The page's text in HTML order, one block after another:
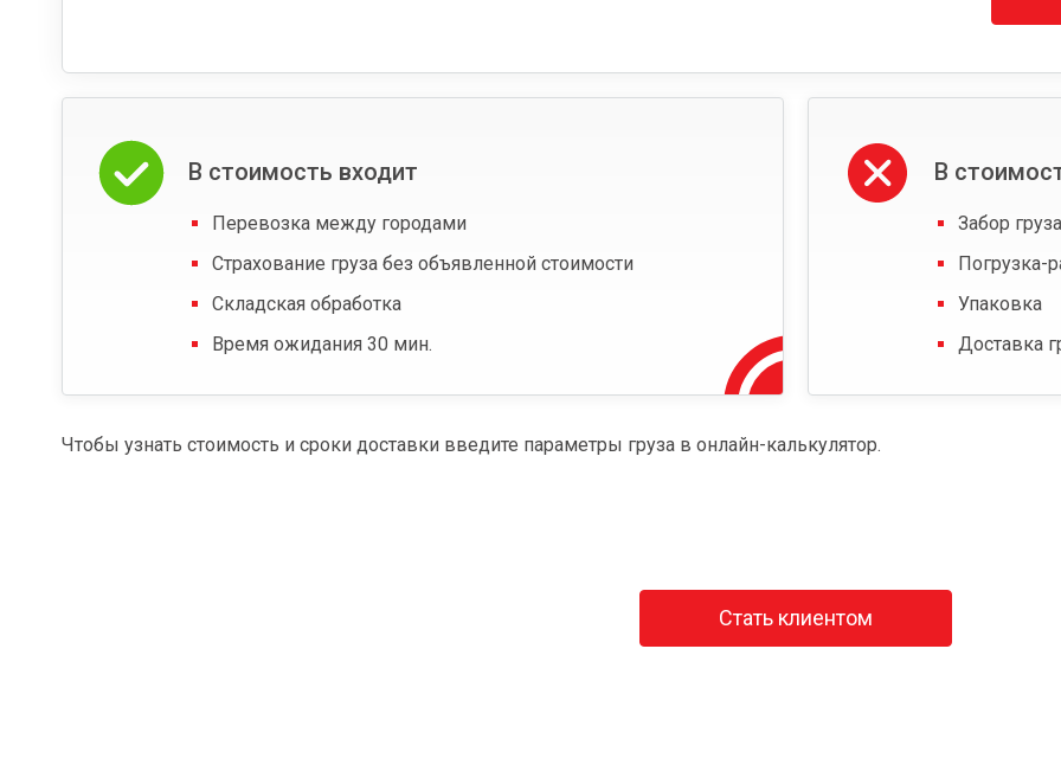
В стоимость входит
Перевозка между городами
Страхование груза без объявленной стоимости
Складская обработка
Время ожидания 30 мин.
В
Забор
Погрузка-
Упаковка
Доставка
Чтобы узнать стоимость и сроки доставки введите параметры груза в онлайн-калькулятор.
Стать клиентом